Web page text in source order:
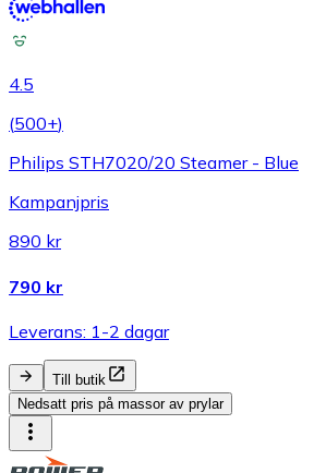
4.5
(500+)
Philips STH7020/20 Steamer - Blue
Kampanjpris
890 kr
790 kr
Leverans: 1-2 dagar
Till butik
Nedsatt pris på massor av prylar